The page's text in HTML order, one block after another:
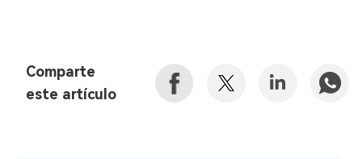
Comparte
este artículo